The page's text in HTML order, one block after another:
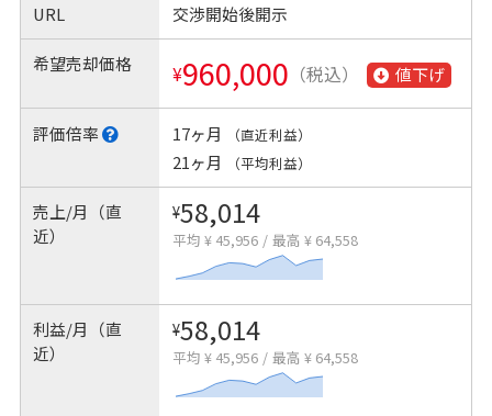
URL 交渉開始後開示
希望売却価格 ¥960,000 （税込） 値下げ
評価倍率 17ヶ月 （直近利益）
21ヶ月 （平均利益）
売上/月（直
近）
¥58,014
平均 ¥ 45,956 / 最高 ¥ 64,558
利益/月（直
近）
¥58,014
平均 ¥ 45,956 / 最高 ¥ 64,558